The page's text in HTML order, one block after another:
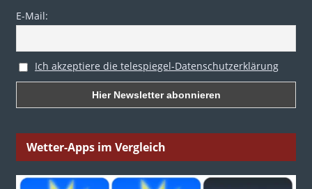
E-Mail:
Ich akzeptiere die telespiegel-Datenschutzerklärung
Wetter-Apps im Vergleich